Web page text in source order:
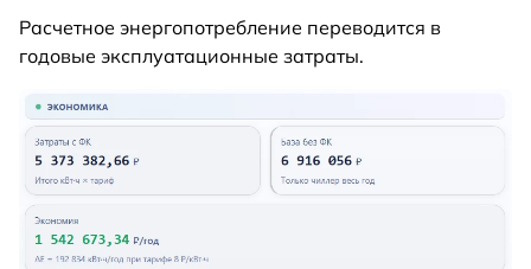
Расчетное энергопотребление переводится в
годовые эксплуатационные затраты.